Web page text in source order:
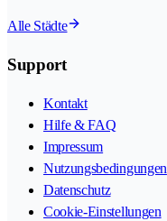
Alle Städte
Support
Kontakt
Hilfe & FAQ
Impressum
Nutzungsbedingungen
Datenschutz
Cookie-Einstellungen